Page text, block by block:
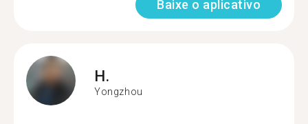
Baixe o aplicativo
H.
Yongzhou